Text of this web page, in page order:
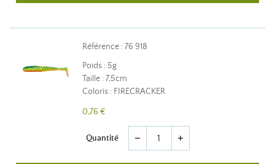
Référence : 76 918
Poids : 5g
Taille : 7,5cm
Coloris : FIRECRACKER
0,76 €
Quantité remove add